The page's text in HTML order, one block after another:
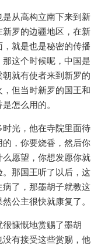
从高构立南下来到新
罗的边疆地区，在新
就是也是秘密的传播
这个时候呢，中国是
就有使者来到新罗的
但当时新罗的国王和
怎么用的。
光，他在寺院里面待
，你要烧香，然后你
愿望，你想发愿你就
那国王听了以后，这
了，那墨胡子就教这
公主很快就康复了。
慷慨地赏赐了墨胡
有接受这些赏赐，他